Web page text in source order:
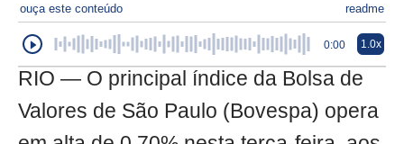
ouça este conteúdo readme
0:00 1.0x
RIO — O principal índice da Bolsa de
Valores de São Paulo (Bovespa) opera